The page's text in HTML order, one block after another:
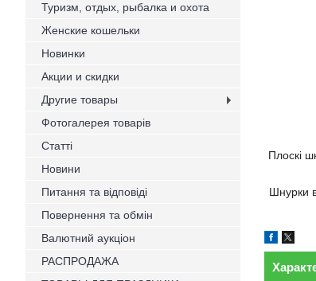
Плоскі
Шнурки
Туризм, отдых, рыбалка и охота
Женские кошельки
Новинки
Акции и скидки
Другие товары
Фотогалерея товарів
Статті
Новини
Питання та відповіді
Повернення та обмін
Валютний аукціон
РАСПРОДАЖА